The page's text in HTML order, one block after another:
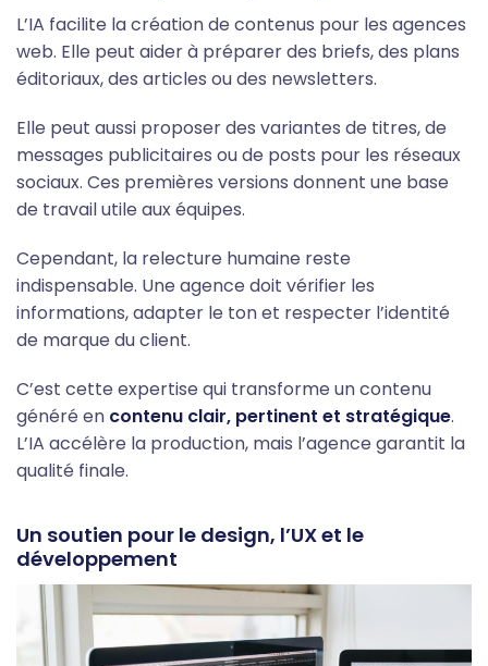
L’IA facilite la création de contenus pour les agences
web. Elle peut aider à préparer des briefs, des plans
éditoriaux, des articles ou des newsletters.
Elle peut aussi proposer des variantes de titres, de
messages publicitaires ou de posts pour les réseaux
sociaux. Ces premières versions donnent une base
de travail utile aux équipes.
Cependant, la relecture humaine reste
indispensable. Une agence doit vérifier les
informations, adapter le ton et respecter l’identité
de marque du client.
C’est cette expertise qui transforme un contenu
généré en contenu clair, pertinent et stratégique.
L’IA accélère la production, mais l’agence garantit la
qualité finale.
Un soutien pour le design, l’UX et le
développement